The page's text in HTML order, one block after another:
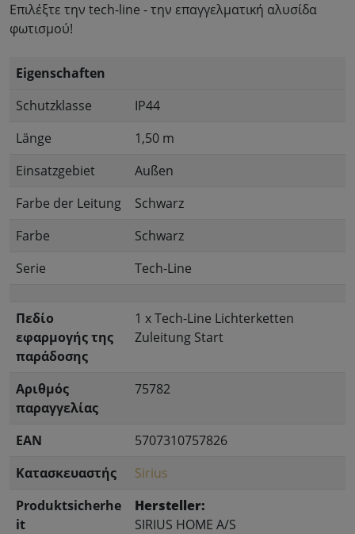
Επιλέξτε την tech-line - την επαγγελματική αλυσίδα
φωτισμού!
Eigenschaften
Schutzklasse
IP44
Länge
1,50 m
Einsatzgebiet
Außen
Farbe der Leitung
Schwarz
Farbe
Schwarz
Serie
Tech-Line
Πεδίο
εφαρμογής της
παράδοσης
1 x Tech-Line Lichterketten
Zuleitung Start
Αριθμός
παραγγελίας
75782
EAN
5707310757826
Κατασκευαστής
Sirius
Produktsicherhe
it
Hersteller:
SIRIUS HOME A/S